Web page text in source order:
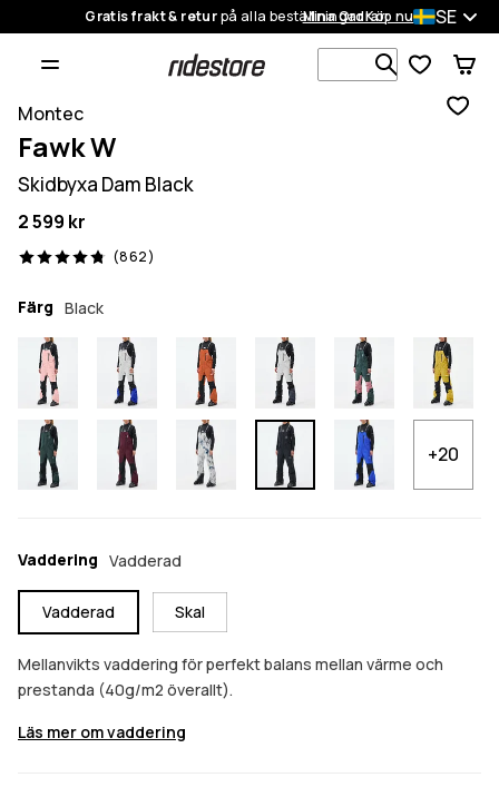
Gratis frakt & returpå alla beställningarKöp nu
Mina Ordrar SE
Sök bland
Montec
Fawk W
Skidbyxa Dam Black
2 599 kr
(862)
862 recensioner, 4.8/5
Färg Black
+20
Vaddering Vadderad
Vadderad Skal
Mellanvikts vaddering för perfekt balans mellan värme och
prestanda (40g/m2 överallt).
Läs mer om vaddering